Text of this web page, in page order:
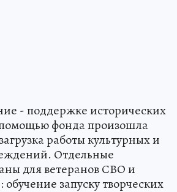
- поддержке исторических
фонда произошла
работы культурных и
Отдельные
для ветеранов СВО и
запуску творческих